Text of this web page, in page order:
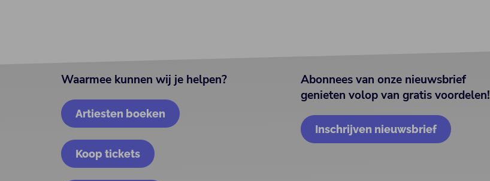
Waarmee kunnen wij je helpen?
Artiesten boeken
Koop tickets
Abonnees van onze nieuwsbrief
genieten volop van gratis voordelen!
Inschrijven nieuwsbrief